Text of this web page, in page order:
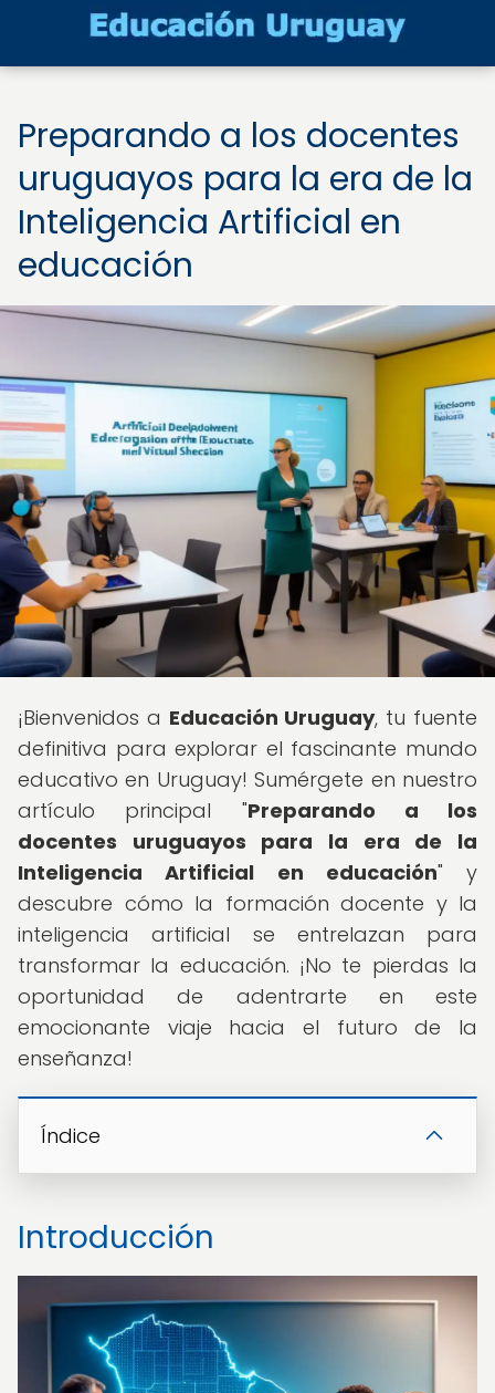
Preparando a los docentes
uruguayos para la era de la
Inteligencia Artificial en
educación
¡Bienvenidos a Educación Uruguay, tu fuente
definitiva para explorar el fascinante mundo
educativo en Uruguay! Sumérgete en nuestro
artículo principal "Preparando a los
docentes uruguayos para la era de la
Inteligencia Artificial en educación" y
descubre cómo la formación docente y la
inteligencia artificial se entrelazan para
transformar la educación. ¡No te pierdas la
oportunidad de adentrarte en este
emocionante viaje hacia el futuro de la
enseñanza!
Índice
Introducción